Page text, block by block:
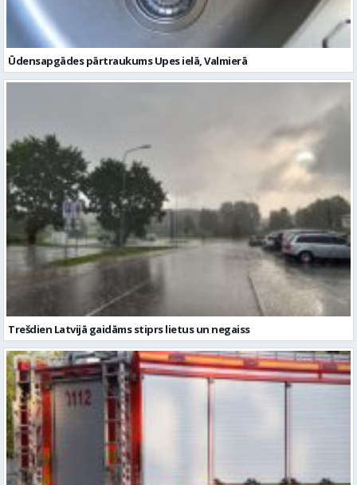
Ūdensapgādes pārtraukums Upes ielā, Valmierā
Trešdien Latvijā gaidāms stiprs lietus un negaiss